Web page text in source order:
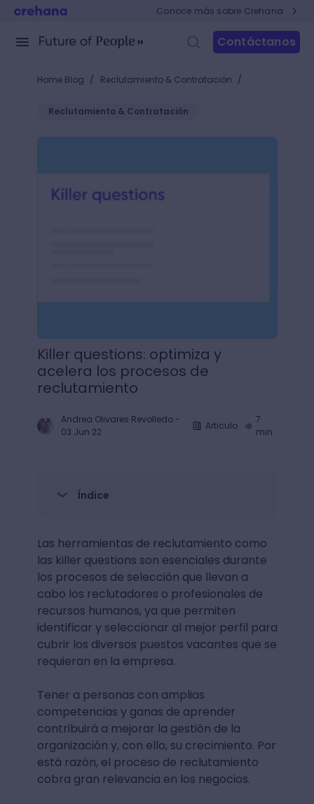
Conoce más sobre Crehana
Contáctanos
Home Blog / Reclutamiento & Contratación /
Reclutamiento & Contratación
Killer questions: optimiza y
acelera los procesos de
reclutamiento
Andrea Olivares Revolledo-
03 Jun 22
Articulo
7
min.
Índice
Las herramientas de reclutamiento como
las killer questions son esenciales durante
los procesos de selección que llevan a
cabo los reclutadores o profesionales de
recursos humanos, ya que permiten
identificar y seleccionar al mejor perfil para
cubrir los diversos puestos vacantes que se
requieran en la empresa.
Tener a personas con amplias
competencias y ganas de aprender
contribuirá a mejorar la gestión de la
organización y, con ello, su crecimiento. Por
está razón, el proceso de reclutamiento
cobra gran relevancia en los negocios.